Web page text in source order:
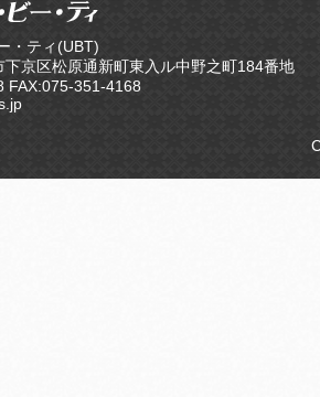
・ティ(UBT)
京区松原通新町東入ル中野之町184番地
FAX:075-351-4168